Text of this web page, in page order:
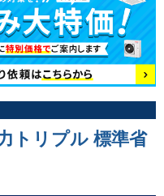
トリプル 標準省